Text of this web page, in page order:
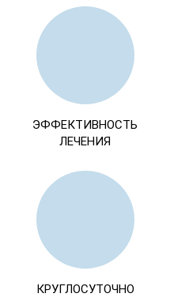
ЭФФЕКТИВНОСТЬ
ЛЕЧЕНИЯ
КРУГЛОСУТОЧНО